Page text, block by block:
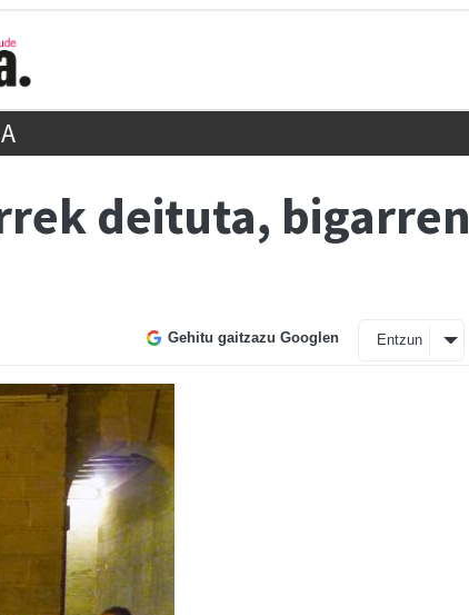
deituta, bigarren
Gehitu gaitzazu Googlen Entzun